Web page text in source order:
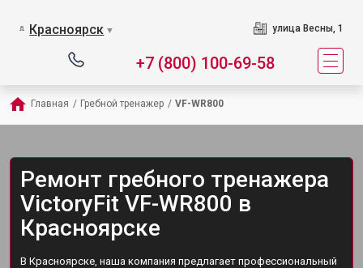
Красноярск ▼ улица Весны, 1
+7 (800) 100-69-58
Главная / Гребной тренажер / VF-WR800
Ремонт гребного тренажера
VictoryFit VF-WR800 в
Красноярске
В Красноярске, наша компания предлагает профессиональный